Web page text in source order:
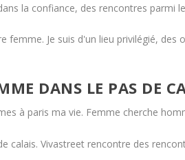
la confiance, des rencontres parmi
femme. Je suis d'un lieu privilégié, des
DANS LE PAS DE
à paris ma vie. Femme cherche
calais. Vivastreet rencontre des